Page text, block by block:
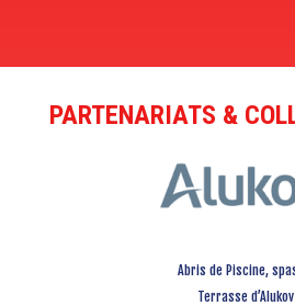
PARTENARIATS &
Abris de Piscine,
Terrasse d’Alukov